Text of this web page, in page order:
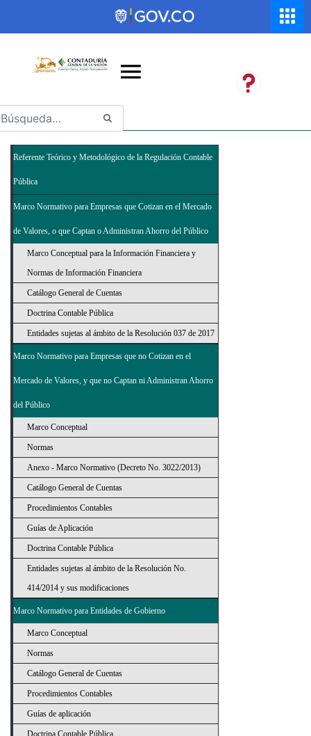
Saltar al contenido principal
Abrir menú de accesibilidad
Referente Teórico y Metodológico de la Regulación Contable
Pública
Marco Normativo para Empresas que Cotizan en el Mercado
de Valores, o que Captan o Administran Ahorro del Público
Marco Conceptual para la Información Financiera y
Normas de Información Financiera
Catálogo General de Cuentas
Doctrina Contable Pública
Entidades sujetas al ámbito de la Resolución 037 de 2017
Marco Normativo para Empresas que no Cotizan en el
Mercado de Valores, y que no Captan ni Administran Ahorro
del Público
Marco Conceptual
Normas
Anexo - Marco Normativo (Decreto No. 3022/2013)
Catálogo General de Cuentas
Procedimientos Contables
Guías de Aplicación
Doctrina Contable Pública
Entidades sujetas al ámbito de la Resolución No.
414/2014 y sus modificaciones
Marco Normativo para Entidades de Gobierno
Marco Conceptual
Normas
Catálogo General de Cuentas
Procedimientos Contables
Guías de aplicación
Doctrina Contable Pública